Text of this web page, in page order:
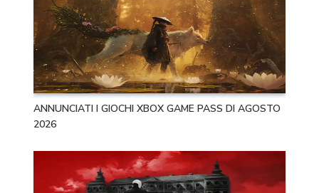
ANNUNCIATI I GIOCHI XBOX GAME PASS DI AGOSTO
2026